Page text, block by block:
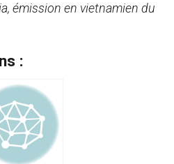
en vietnamien du
: